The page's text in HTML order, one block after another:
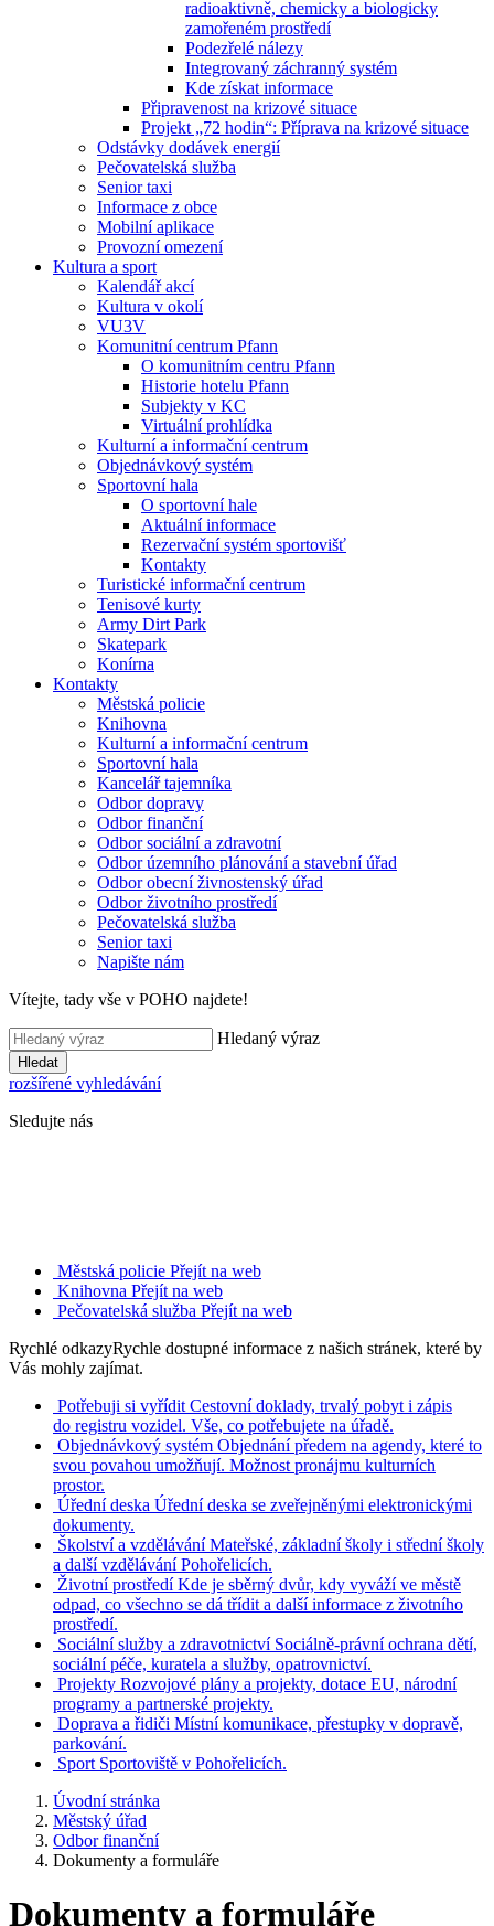
radioaktivně, chemicky a biologicky
zamořeném prostředí
Podezřelé nálezy
Integrovaný záchranný systém
Kde získat informace
Připravenost na krizové situace
Projekt „72 hodin“: Příprava na krizové situace
Odstávky dodávek energií
Pečovatelská služba
Senior taxi
Informace z obce
Mobilní aplikace
Provozní omezení
Kultura a sport
Kalendář akcí
Kultura v okolí
VU3V
Komunitní centrum Pfann
O komunitním centru Pfann
Historie hotelu Pfann
Subjekty v KC
Virtuální prohlídka
Kulturní a informační centrum
Objednávkový systém
Sportovní hala
O sportovní hale
Aktuální informace
Rezervační systém sportovišť
Kontakty
Turistické informační centrum
Tenisové kurty
Army Dirt Park
Skatepark
Konírna
Kontakty
Městská policie
Knihovna
Kulturní a informační centrum
Sportovní hala
Kancelář tajemníka
Odbor dopravy
Odbor finanční
Odbor sociální a zdravotní
Odbor územního plánování a stavební úřad
Odbor obecní živnostenský úřad
Odbor životního prostředí
Pečovatelská služba
Senior taxi
Napište nám
Vítejte, tady vše v POHO najdete!
Hledaný výraz
Hledat
rozšířené vyhledávání
Sledujte nás
Městská policie Přejít na web
Knihovna Přejít na web
Pečovatelská služba Přejít na web
Rychlé odkazyRychle dostupné informace z našich stránek, které by
Vás mohly zajímat.
Potřebuji si vyřídit Cestovní doklady, trvalý pobyt i zápis
do registru vozidel. Vše, co potřebujete na úřadě.
Objednávkový systém Objednání předem na agendy, které to
svou povahou umožňují. Možnost pronájmu kulturních
prostor.
Úřední deska Úřední deska se zveřejněnými elektronickými
dokumenty.
Školství a vzdělávání Mateřské, základní školy i střední školy
a další vzdělávání Pohořelicích.
Životní prostředí Kde je sběrný dvůr, kdy vyváží ve městě
odpad, co všechno se dá třídit a další informace z životního
prostředí.
Sociální služby a zdravotnictví Sociálně-právní ochrana dětí,
sociální péče, kuratela a služby, opatrovnictví.
Projekty Rozvojové plány a projekty, dotace EU, národní
programy a partnerské projekty.
Doprava a řidiči Místní komunikace, přestupky v dopravě,
parkování.
Sport Sportoviště v Pohořelicích.
Úvodní stránka
Městský úřad
Odbor finanční
Dokumenty a formuláře
Dokumenty a formuláře